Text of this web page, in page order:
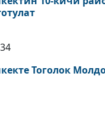
Тоголок